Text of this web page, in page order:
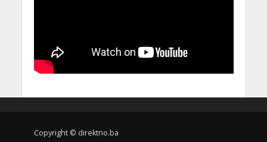
Copyright © direktno.ba